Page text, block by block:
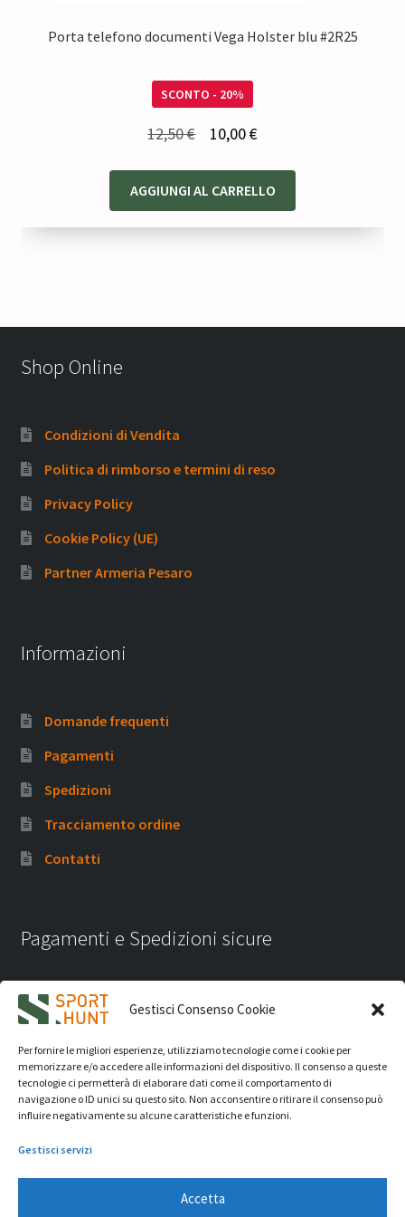
Gestisci Consenso Cookie
Per fornire le migliori esperienze, utilizziamo tecnologie come i cookie per
memorizzare e/o accedere alle informazioni del dispositivo. Il consenso a queste
tecnologie ci permetterà di elaborare dati come il comportamento di
navigazione o ID unici su questo sito. Non acconsentire o ritirare il consenso può
influire negativamente su alcune caratteristiche e funzioni.
Gestisci servizi
Accetta
Porta telefono documenti Vega Holster blu #2R25
SCONTO - 20%
12,50€
originale
era:
10,00€Il
attuale
è:
AGGIUNGI AL CARRELLO
Shop Online
Condizioni di Vendita
Politica di rimborso e termini di reso
Privacy Policy
Cookie Policy (UE)
Partner Armeria Pesaro
Informazioni
Domande frequenti
Pagamenti
Spedizioni
Tracciamento ordine
Contatti
Pagamenti e Spedizioni sicure